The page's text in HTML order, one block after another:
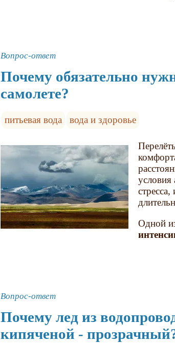
Вопрос-ответ
Почему обязательно
самолете?
питьевая вода вода и здоровье
условия
Одной
Вопрос-ответ
Почему лед из
кипяченой -